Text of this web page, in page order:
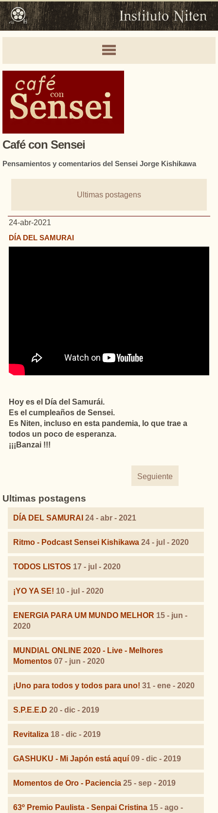
Café con Sensei
Pensamientos y comentarios del Sensei Jorge Kishikawa
Ultimas postagens
24-abr-2021
DÍA DEL SAMURAI
Hoy es el Día del Samurái.
Es el cumpleaños de Sensei.
Es Niten, incluso en esta pandemia, lo que trae a
todos un poco de esperanza.
¡¡¡Banzai !!!
Seguiente
Ultimas postagens
DÍA DEL SAMURAI 24 - abr - 2021
Ritmo - Podcast Sensei Kishikawa 24 - jul - 2020
TODOS LISTOS 17 - jul - 2020
¡YO YA SE! 10 - jul - 2020
ENERGIA PARA UM MUNDO MELHOR 15 - jun -
2020
MUNDIAL ONLINE 2020 - Live - Melhores
Momentos 07 - jun - 2020
¡Uno para todos y todos para uno! 31 - ene - 2020
S.P.E.E.D 20 - dic - 2019
Revitaliza 18 - dic - 2019
GASHUKU - Mi Japón está aquí 09 - dic - 2019
Momentos de Oro - Paciencia 25 - sep - 2019
63º Premio Paulista - Senpai Cristina 15 - ago -